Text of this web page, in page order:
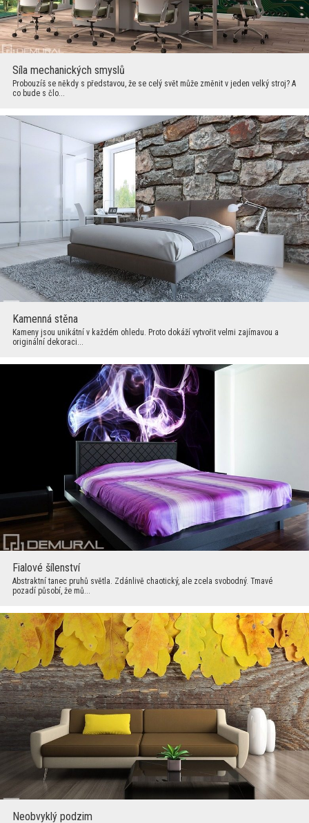
Síla mechanických smyslů
Probouzíš se někdy s představou, že se celý svět může změnit v jeden velký stroj? A
co bude s člo...
Kamenná stěna
Kameny jsou unikátní v každém ohledu. Proto dokáží vytvořit velmi zajímavou a
originální dekoraci...
Fialové šílenství
Abstraktní tanec pruhů světla. Zdánlivě chaotický, ale zcela svobodný. Tmavé
pozadí působí, že mů...
Neobvyklý podzim